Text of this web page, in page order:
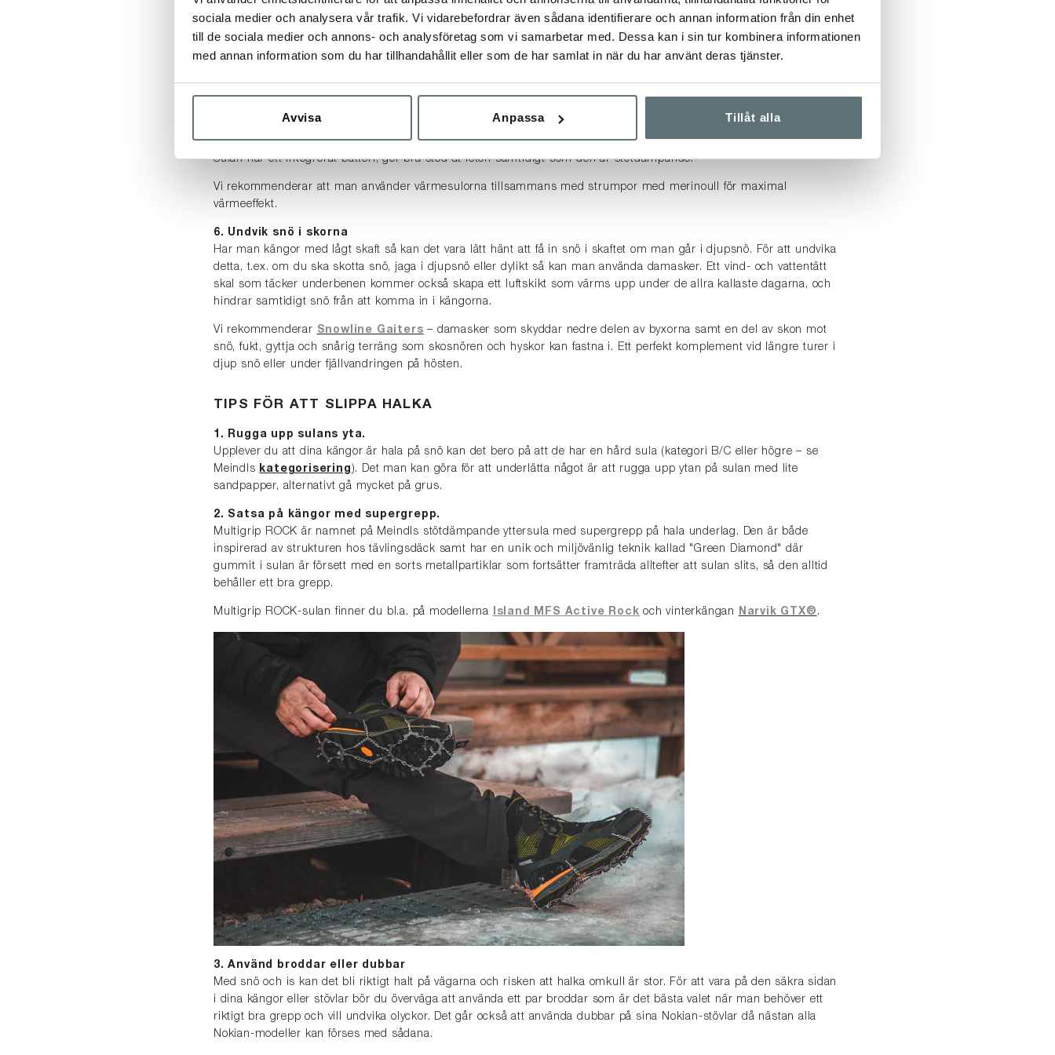
sociala medier och analysera vår trafik. Vi vidarebefordrar även sådana identifierare och annan information från din enhet
till de sociala medier och annons- och analysföretag som vi samarbetar med. Dessa kan i sin tur kombinera informationen
med annan information som du har tillhandahållit eller som de har samlat in när du har använt deras tjänster.
Avvisa Anpassa Tillåt alla
som både isolerar mot kyla och värme och ger bra fukttransport. Det stötdämpande skummet i ullsulan stabiliserar
foten i skon/kängan på varierande underlag och minskar belastningen på fot, vrist och andra leder.
5. Är det riktigt kallt – använd värmesulor.
batteri slipper du krångliga sladdar och batteripack utanpå benen eller skorna.
Men den interaktiva värmesulan Digitsole Warm Serieskan du styra värmen grad för grad i din smartphone. Den
smarta termostaten reglerar sedan automatiskt temperaturen.
Sulan har ett integrerat batteri, ger bra stöd åt foten samtidigt som den är stötdämpande.
Vi rekommenderar att man använder värmesulorna tillsammans med strumpor med merinoull för maximal
värmeeffekt.
6. Undvik snö i skorna
Har man kängor med lågt skaft så kan det vara lätt hänt att få in snö i skaftet om man går i djupsnö. För att undvika
detta, t.ex. om du ska skotta snö, jaga i djupsnö eller dylikt så kan man använda damasker. Ett vind- och vattentätt
skal som täcker underbenen kommer också skapa ett luftskikt som värms upp under de allra kallaste dagarna, och
hindrar samtidigt snö från att komma in i kängorna.
Vi rekommenderar Snowline Gaiters – damasker som skyddar nedre delen av byxorna samt en del av skon mot
snö, fukt, gyttja och snårig terräng som skosnören och hyskor kan fastna i. Ett perfekt komplement vid längre turer i
djup snö eller under fjällvandringen på hösten.
TIPS FÖR ATT SLIPPA HALKA
1. Rugga upp sulans yta.
Upplever du att dina kängor är hala på snö kan det bero på att de har en hård sula (kategori B/C eller högre – se
Meindls kategorisering ). Det man kan göra för att underlätta något är att rugga upp ytan på sulan med lite
sandpapper, alternativt gå mycket på grus.
2. Satsa på kängor med supergrepp.
Multigrip ROCK är namnet på Meindls stötdämpande yttersula med supergrepp på hala underlag. Den är både
inspirerad av strukturen hos tävlingsdäck samt har en unik och miljövänlig teknik kallad "Green Diamond" där
gummit i sulan är försett med en sorts metallpartiklar som fortsätter framträda alltefter att sulan slits, så den alltid
behåller ett bra grepp.
Multigrip ROCK-sulan finner du bl.a. på modellerna Island MFS Active Rock och vinterkängan Narvik GTX® .
3. Använd broddar eller dubbar
Med snö och is kan det bli riktigt halt på vägarna och risken att halka omkull är stor. För att vara på den säkra sidan
i dina kängor eller stövlar bör du överväga att använda ett par broddar som är det bästa valet när man behöver ett
riktigt bra grepp och vill undvika olyckor. Det går också att använda dubbar på sina Nokian-stövlar då nästan alla
Nokian-modeller kan förses med sådana.